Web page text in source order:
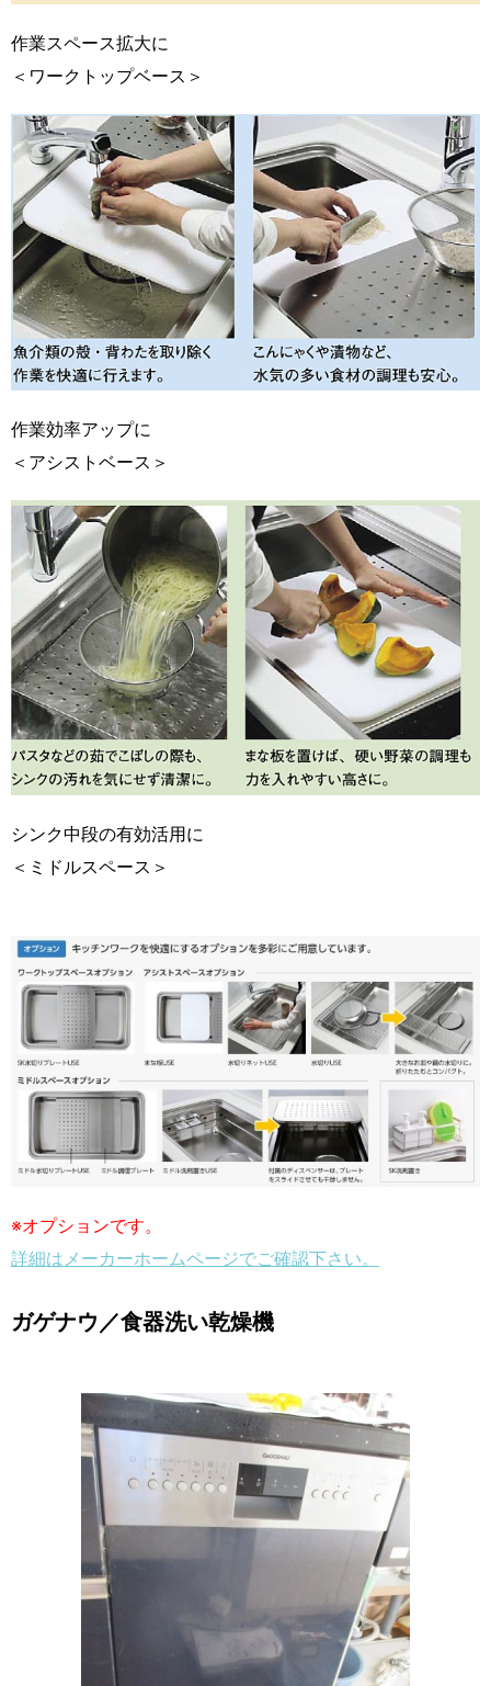
作業スペース拡大に
＜ワークトップベース＞
作業効率アップに
＜アシストベース＞
シンク中段の有効活用に
＜ミドルスペース＞
※オプションです。
詳細はメーカーホームページでご確認下さい。
ガゲナウ／食器洗い乾燥機